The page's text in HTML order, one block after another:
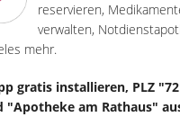
reservieren,
verwalten,
mehr.
gratis installieren, PLZ
"Apotheke am Rathaus"